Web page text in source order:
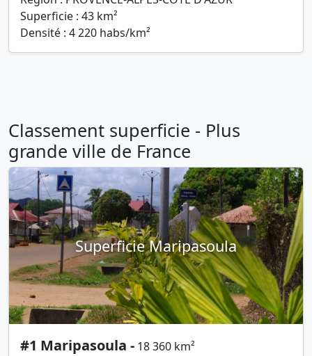
Superficie : 43 km²
Densité : 4 220 habs/km²
Classement superficie - Plus
grande ville de France
Superficie Maripasoula
#1 Maripasoula - 18 360 km²